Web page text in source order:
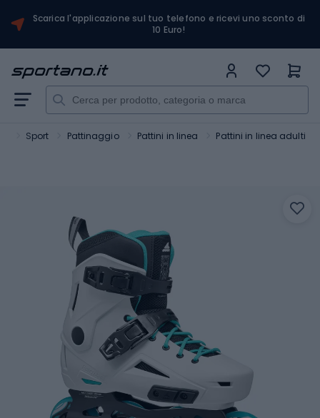
Scarica l'applicazione sul tuo telefono e ricevi uno sconto di
10 Euro!
Sport Pattinaggio Pattini in linea Pattini in linea adulti